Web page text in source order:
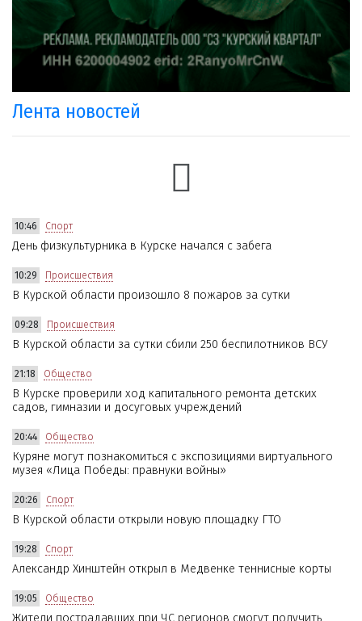
Лента новостей
10:46 Спорт
День физкультурника в Курске начался с забега
10:29 Происшествия
В Курской области произошло 8 пожаров за сутки
09:28 Происшествия
В Курской области за сутки сбили 250 беспилотников ВСУ
21:18 Общество
В Курске проверили ход капитального ремонта детских
садов, гимназии и досуговых учреждений
20:44 Общество
Куряне могут познакомиться с экспозициями виртуального
музея «Лица Победы: правнуки войны»
20:26 Спорт
В Курской области открыли новую площадку ГТО
19:28 Спорт
Александр Хинштейн открыл в Медвенке теннисные корты
19:05 Общество
Жители пострадавших при ЧС регионов смогут получить